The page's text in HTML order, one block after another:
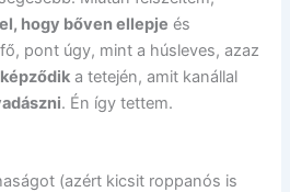
hogy bőven ellepje és
pont úgy, mint a húsleves, azaz
a tetején, amit kanállal
. Én így tettem.
(azért kicsit roppanós is